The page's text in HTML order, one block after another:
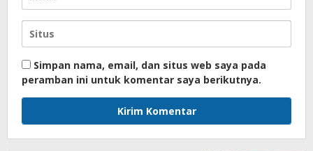
Simpan nama, email, dan situs web saya pada
peramban ini untuk komentar saya berikutnya.